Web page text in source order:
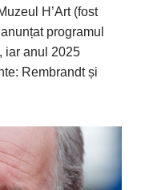
H’Art (fost
programul
iar anul 2025
Rembrandt și